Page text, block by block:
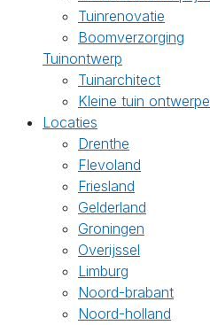
Tuinrenovatie
Boomverzorging
Tuinontwerp
Tuinarchitect
Kleine tuin
Locaties
Drenthe
Flevoland
Friesland
Gelderland
Groningen
Overijssel
Limburg
Noord-brabant
Noord-holland